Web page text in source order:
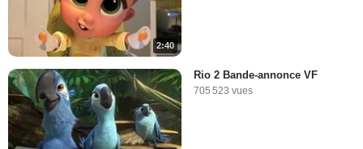
2:40
Rio 2 Bande-annonce VF
705 523 vues